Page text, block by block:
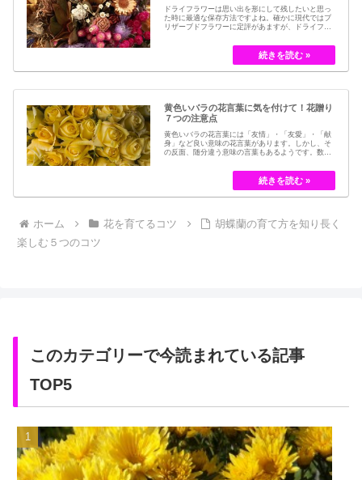
ドライフラワーは思い出を形にして残したいと思っ
た時に最適な保存方法ですよね。確かに現代ではブ
リザーブドフラワーに定評があますが、ドライフラ
とつです。結婚式のブーケなどに使われた花など、
今では押し花のサービスが有名ですが、昔はドライ
フラワーでも保存されてきました。30代以降の…
黄色いバラの花言葉に気を付けて！花贈り
７つの注意点
黄色いバラの花言葉には「友情」・「友愛」・「献
身」など良い意味の花言葉があります。しかし、そ
の反面、随分違う意味の言葉もあるようです。数多
ローズである「ハイブリット・ティー」の中には、
黄色のバラというのは、存在していませんでした。
しかし、フランスの園芸家ジョセフ・ペルネ＝デ…
ホーム 花を育てるコツ
胡蝶蘭の育て方を知り長く
楽しむ５つのコツ
このカテゴリーで今読まれている記事
TOP5